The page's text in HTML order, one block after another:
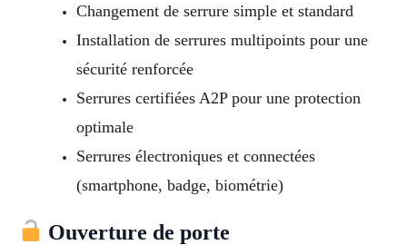
Changement de serrure simple et standard
Installation de serrures multipoints pour une
sécurité renforcée
Serrures certifiées A2P pour une protection
optimale
Serrures électroniques et connectées
(smartphone, badge, biométrie)
Ouverture de porte